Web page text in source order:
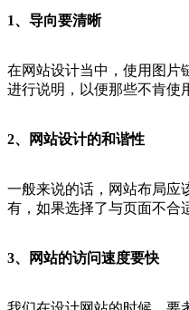
1、导向要清晰
在网站设计当中，使用图片
进行说明，以便那些不肯使
2、网站设计的和谐性
一般来说的话，网站布局应
有，如果选择了与页面不合
3、网站的访问速度要快